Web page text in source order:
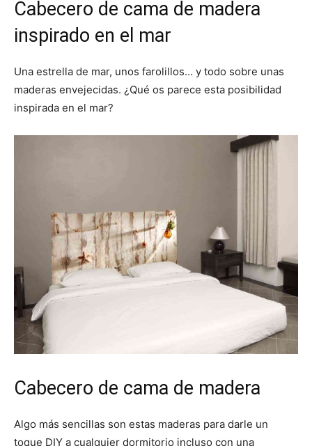
Cabecero de cama de madera
inspirado en el mar
Una estrella de mar, unos farolillos… y todo sobre unas
maderas envejecidas. ¿Qué os parece esta posibilidad
inspirada en el mar?
Cabecero de cama de madera
Algo más sencillas son estas maderas para darle un
toque DIY a cualquier dormitorio incluso con una